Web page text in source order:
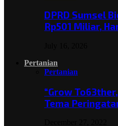
DPRD Sumsel
Rp501 Miliar,
Pertanian
Pertanian
“Grow
Tema